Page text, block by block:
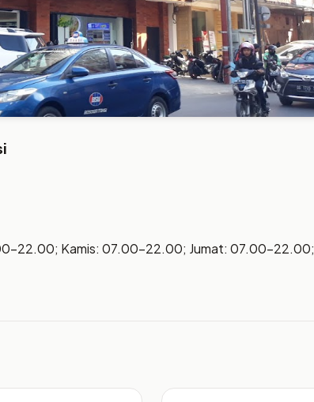
Kamis: 07.00–22.00; Jumat: 07.00–22.00;